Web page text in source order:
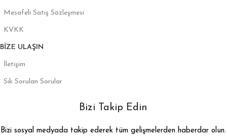
Mesafeli Satış Sözleşmesi
KVKK
BIZE ULAŞIN
İletişim
Sık Sorulan Sorular
Bizi Takip Edin
Bizi sosyal medyada takip ederek tüm gelişmelerden haberdar olun.